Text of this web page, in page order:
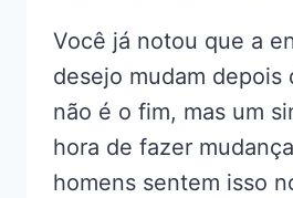
Você já notou que a
desejo mudam depois
não é o fim, mas um
hora de fazer
homens sentem isso